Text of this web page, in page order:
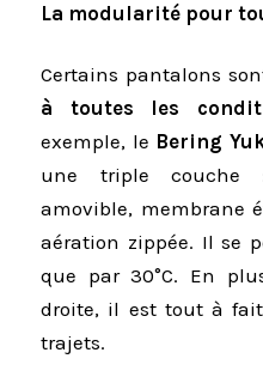
La modularité pour
Certains pantalons
à toutes les
exemple, le Bering
une triple couche
amovible, membrane
aération zippée. Il se
que par 30°C. En
droite, il est tout à
trajets.